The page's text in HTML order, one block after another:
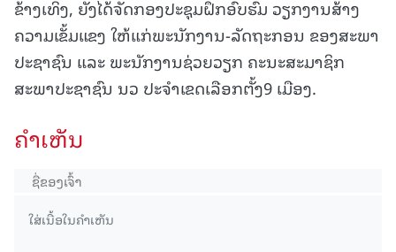
ຂ້າງເທິງ, ຍັງໄດ້ຈັດກອງປະຊຸມຝຶກອົບຮົມ ວຽກງານສ້າງ
ຄວາມເຂັ້ມແຂງ ໃຫ້ແກ່ພະນັກງານ-ລັດຖະກອນ ຂອງສະພາ
ປະຊາຊົນ ແລະ ພະນັກງານຊ່ວຍວຽກ ຄະນະສະມາຊິກ
ສະພາປະຊາຊົນ ນວ ປະຈຳເຂດເລືອກຕັ້ງ9 ເມືອງ.
ຄໍາເຫັນ